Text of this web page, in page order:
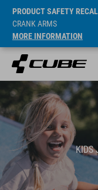
PRODUCT SAFETY
CRANK ARMS
MORE INFORMATION
KIDS